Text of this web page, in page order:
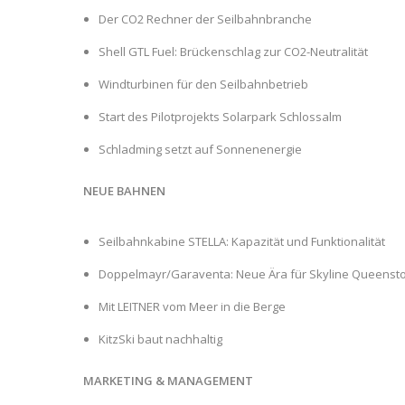
Der CO2 Rechner der Seilbahnbranche
Shell GTL Fuel: Brückenschlag zur CO2-Neutralität
Windturbinen für den Seilbahnbetrieb
Start des Pilotprojekts Solarpark Schlossalm
Schladming setzt auf Sonnenenergie
NEUE BAHNEN
Seilbahnkabine STELLA: Kapazität und Funktionalität
Doppelmayr/Garaventa: Neue Ära für Skyline
Mit LEITNER vom Meer in die Berge
KitzSki baut nachhaltig
MARKETING & MANAGEMENT